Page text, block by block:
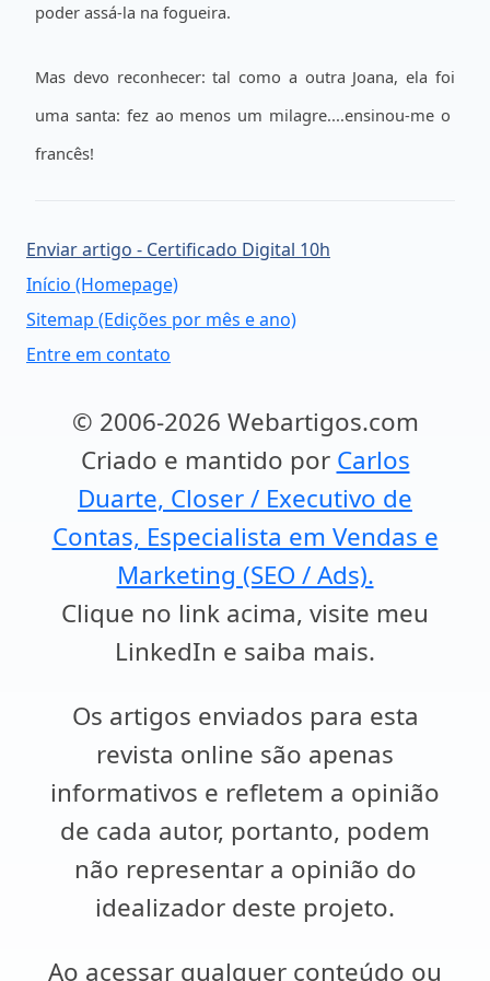
poder assá-la na fogueira.
Mas devo reconhecer: tal como a outra Joana, ela foi
uma santa: fez ao menos um milagre....ensinou-me o
francês!
Enviar artigo - Certificado Digital 10h
Início (Homepage)
Sitemap (Edições por mês e ano)
Entre em contato
© 2006-2026 Webartigos.com
Criado e mantido por Carlos
Duarte, Closer / Executivo de
Contas, Especialista em Vendas e
Marketing (SEO / Ads).
Clique no link acima, visite meu
LinkedIn e saiba mais.
Os artigos enviados para esta
revista online são apenas
informativos e refletem a opinião
de cada autor, portanto, podem
não representar a opinião do
idealizador deste projeto.
Ao acessar qualquer conteúdo ou